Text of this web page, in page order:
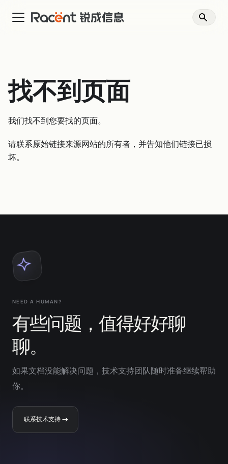
找不到页面
我们找不到您要找的页面。
请联系原始链接来源网站的所有者，并告知他们链接已损
坏。
NEED A HUMAN?
有些问题，值得好好聊
聊。
如果文档没能解决问题，技术支持团队随时准备继续帮助
你。
联系技术支持